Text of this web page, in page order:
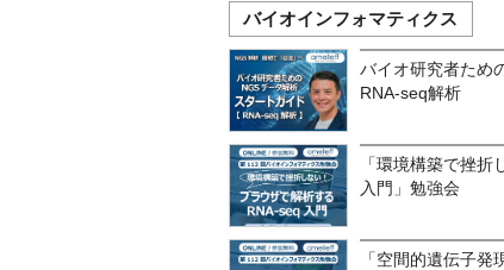
バイオインフォマティクス
バイオ研究者ため
RNA-seq解析
「環境構築で挫
入門」勉強会
「空間的遺伝子発